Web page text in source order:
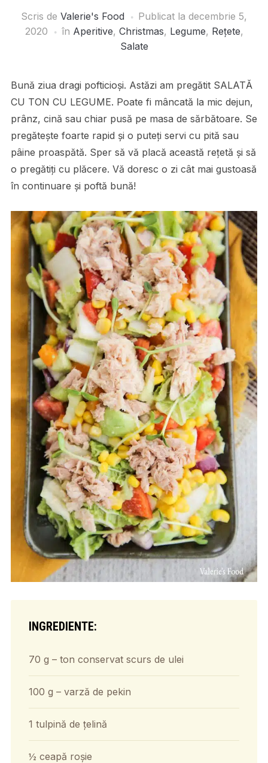
Scris de Valerie's Food Publicat la decembrie 5,
2020
în Aperitive, Christmas, Legume, Rețete,
Salate
Bună ziua dragi pofticioși. Astăzi am pregătit SALATĂ
CU TON CU LEGUME. Poate fi mâncată la mic dejun,
prânz, cină sau chiar pusă pe masa de sărbătoare. Se
pregătește foarte rapid și o puteți servi cu pită sau
pâine proaspătă. Sper să vă placă această rețetă și să
o pregătiți cu plăcere. Vă doresc o zi cât mai gustoasă
în continuare și poftă bună!
INGREDIENTE:
70 g – ton conservat scurs de ulei
100 g – varză de pekin
1 tulpină de țelină
½ ceapă roșie